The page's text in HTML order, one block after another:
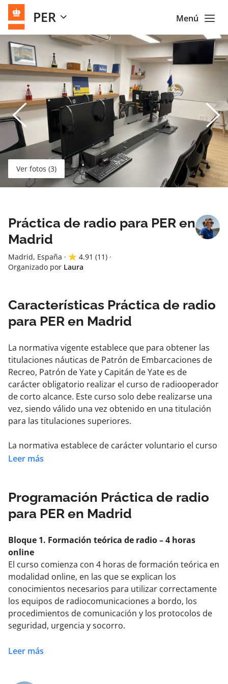
PER Menú
Ver fotos (3)
Práctica de radio para PER en
Madrid
Madrid, España · 4.91 (11) ·
Organizado por Laura
Características Práctica de radio
para PER en Madrid
La normativa vigente establece que para obtener las
titulaciones náuticas de Patrón de Embarcaciones de
Recreo, Patrón de Yate y Capitán de Yate es de
carácter obligatorio realizar el curso de radiooperador
de corto alcance. Este curso solo debe realizarse una
vez, siendo válido una vez obtenido en una titulación
para las titulaciones superiores.
La normativa establece de carácter voluntario el curso
de radiooperador de largo alcance, que será válido
radiooperador de corto alcance.
Leer más
Programación Práctica de radio
para PER en Madrid
Bloque 1. Formación teórica de radio – 4 horas
online
El curso comienza con 4 horas de formación teórica en
modalidad online, en las que se explican los
conocimientos necesarios para utilizar correctamente
los equipos de radiocomunicaciones a bordo, los
procedimientos de comunicación y los protocolos de
seguridad, urgencia y socorro.
24 horas antes del inicio de la sesión teórica recibirás
Leer más